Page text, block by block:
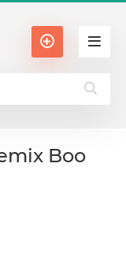
Boo